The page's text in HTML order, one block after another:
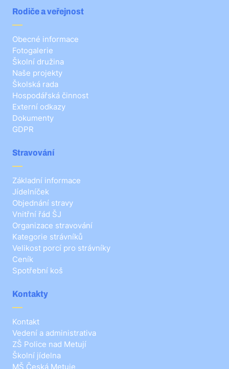
Rodiče a veřejnost
Obecné informace
Fotogalerie
Školní družina
Naše projekty
Školská rada
Hospodářská činnost
Externí odkazy
Dokumenty
GDPR
Stravování
Základní informace
Jídelníček
Objednání stravy
Vnitřní řád ŠJ
Organizace stravování
Kategorie strávníků
Velikost porcí pro strávníky
Ceník
Spotřební koš
Kontakty
Kontakt
Vedení a administrativa
ZŠ Police nad Metují
Školní jídelna
MŠ Česká Metuje